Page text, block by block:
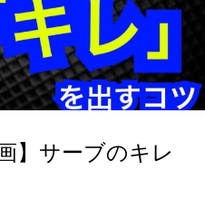
】サーブのキレ